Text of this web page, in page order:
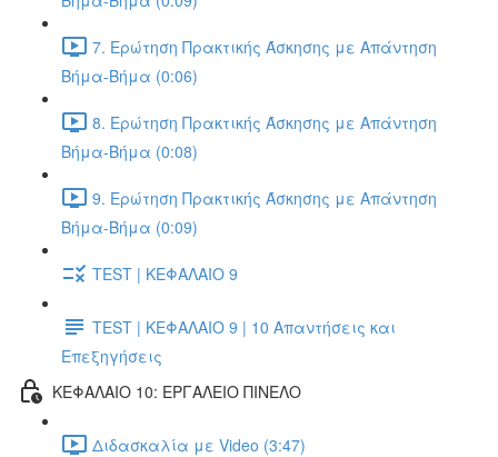
7. Ερώτηση Πρακτικής Άσκησης με Απάντηση
Βήμα-Βήμα (0:06)
8. Ερώτηση Πρακτικής Άσκησης με Απάντηση
Βήμα-Βήμα (0:08)
9. Ερώτηση Πρακτικής Άσκησης με Απάντηση
Βήμα-Βήμα (0:09)
TEST | ΚΕΦΑΛΑΙΟ 9
TEST | ΚΕΦΑΛΑΙΟ 9 | 10 Απαντήσεις και
Επεξηγήσεις
ΚΕΦΑΛΑΙΟ 10: ΕΡΓΑΛΕΙΟ ΠΙΝΕΛΟ
Διδασκαλία με Video (3:47)